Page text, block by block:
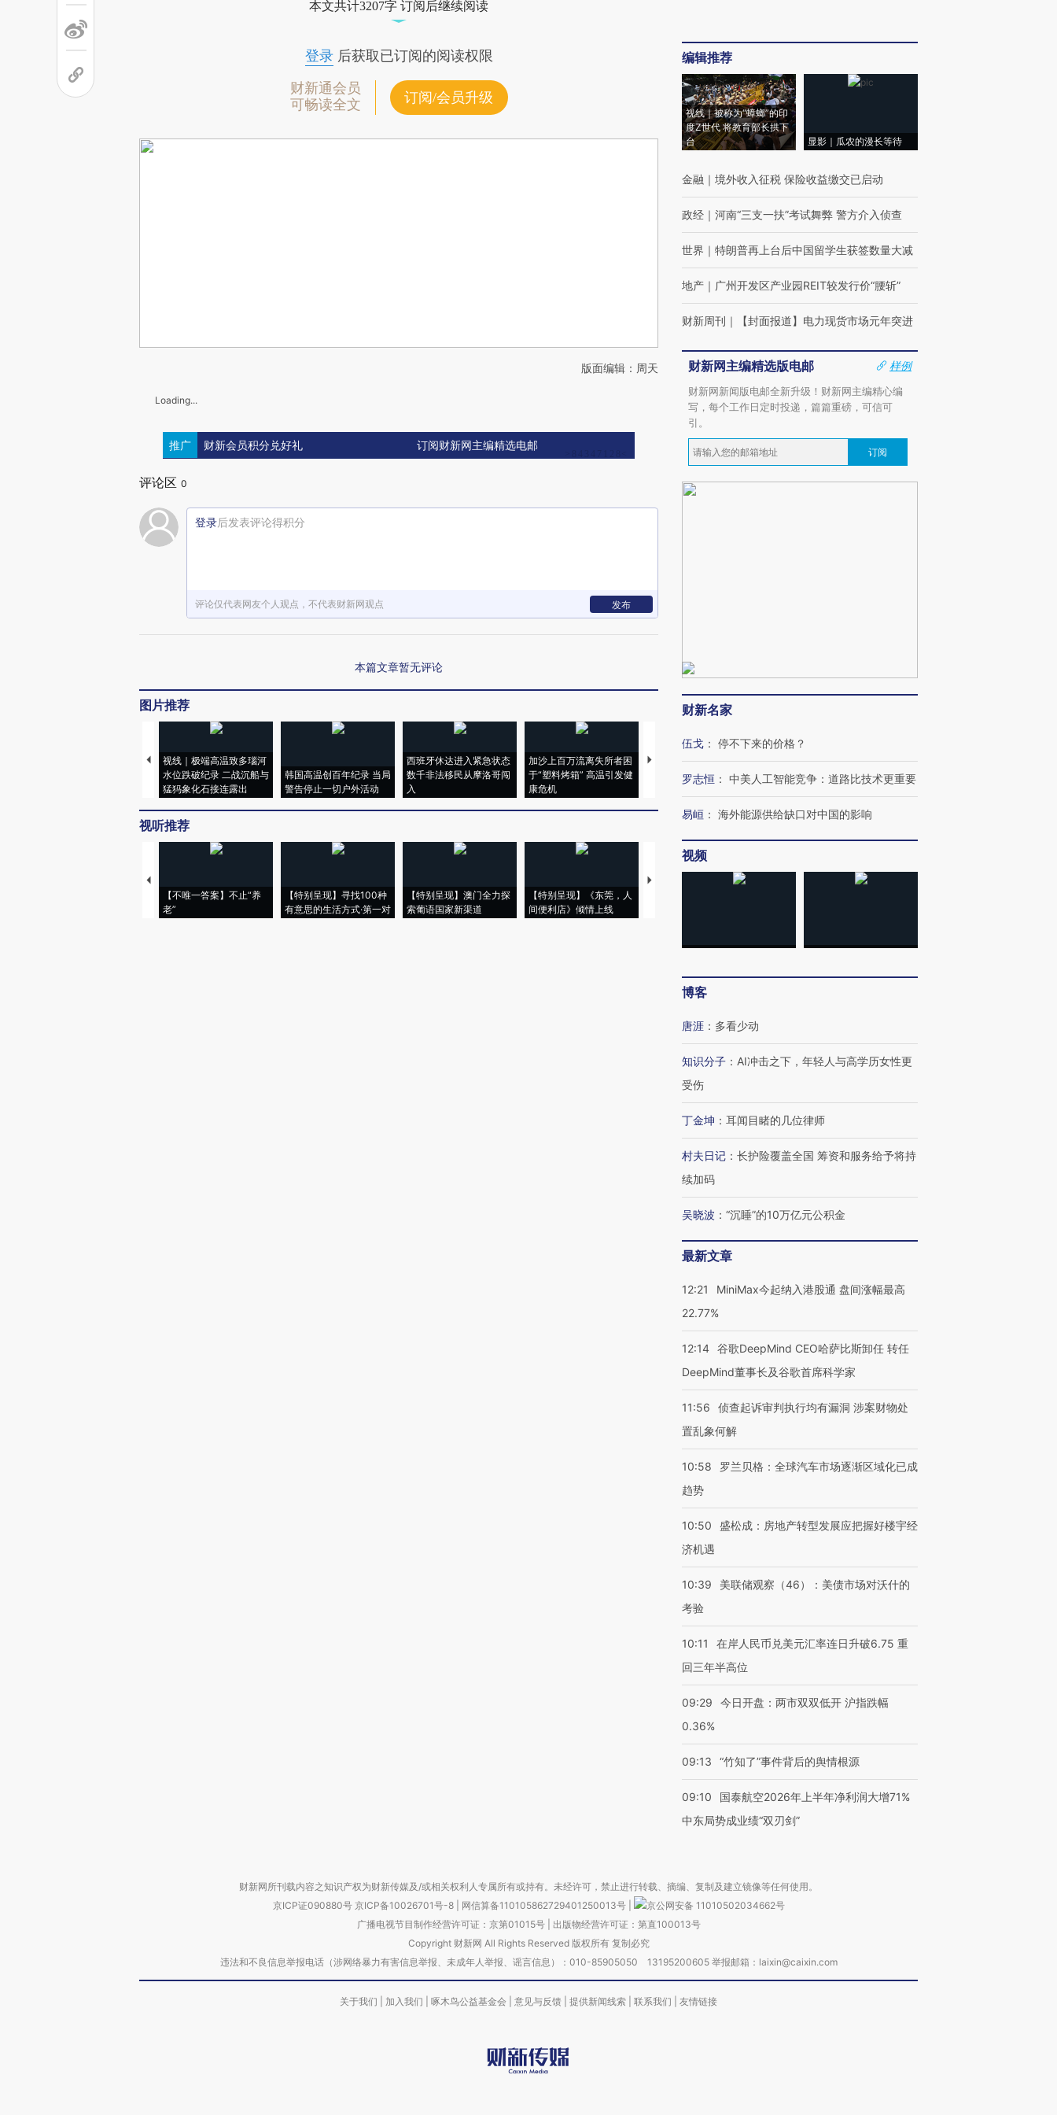
本文共计3207字 订阅后继续阅读
登录后获取已订阅的阅读权限
财新通会员
可畅读全文
订阅/会员升级
版面编辑：周天
Loading...
推广 财新会员积分兑好礼 订阅财新网主编精选电邮
评论区 0
登录后发表评论得积分
评论仅代表网友个人观点，不代表财新网观点 发布
本篇文章暂无评论
图片推荐
视线｜极端高温致多瑙河
水位跌破纪录 二战沉船与
猛犸象化石接连露出
韩国高温创百年纪录 当局
警告停止一切户外活动
西班牙休达进入紧急状态
数千非法移民从摩洛哥闯
入
加沙上百万流离失所者困
于“塑料烤箱” 高温引发健
康危机
马航飞行员跨国走私7万
粒摇头丸 尿检体内含3种
泽连斯基密集出访美英 索
秘鲁纳斯卡观光飞机坠毁
视听推荐
【不唯一答案】不止“养
老”
【特别呈现】寻找100种
有意思的生活方式·第一对
【特别呈现】澳门全力探
索葡语国家新渠道
【特别呈现】《东莞，人
间便利店》倾情上线
【推广】走进第四届链博
编辑推荐
视线｜被称为“蟑螂”的印
度Z世代 将教育部长拱下
台
显影｜瓜农的漫长等待
金融 ｜ 境外收入征税 保险收益缴交已启动
政经 ｜ 河南“三支一扶”考试舞弊 警方介入侦查
世界 ｜ 特朗普再上台后中国留学生获签数量大减
地产 ｜ 广州开发区产业园REIT较发行价“腰斩”
财新周刊 ｜ 【封面报道】电力现货市场元年突进
财新网主编精选版电邮
样例
财新网新闻版电邮全新升级！财新网主编精心编
写，每个工作日定时投递，篇篇重磅，可信可
引。
订阅
财新名家
伍戈 ： 停不下来的价格？
罗志恒 ： 中美人工智能竞争：道路比技术更重要
易峘 ： 海外能源供给缺口对中国的影响
视频
博客
唐涯 ： 多看少动
知识分子 ： AI冲击之下，年轻人与高学历女性更
受伤
丁金坤 ： 耳闻目睹的几位律师
村夫日记 ： 长护险覆盖全国 筹资和服务给予将持
续加码
吴晓波 ： “沉睡”的10万亿元公积金
最新文章
12:21
MiniMax今起纳入港股通 盘间涨幅最高
22.77%
12:14 谷歌DeepMind CEO哈萨比斯卸任 转任
DeepMind董事长及谷歌首席科学家
11:56
侦查起诉审判执行均有漏洞 涉案财物处
置乱象何解
10:58
罗兰贝格：全球汽车市场逐渐区域化已成
趋势
10:50
盛松成：房地产转型发展应把握好楼宇经
济机遇
10:39
美联储观察（46）：美债市场对沃什的
考验
10:11
在岸人民币兑美元汇率连日升破6.75 重
回三年半高位
09:29
今日开盘：两市双双低开 沪指跌幅
0.36%
09:13 “竹知了”事件背后的舆情根源
09:10
国泰航空2026年上半年净利润大增71%
中东局势成业绩“双刃剑”
财新网所刊载内容之知识产权为财新传媒及/或相关权利人专属所有或持有。未经许可，禁止进行转载、摘编、复制及建立镜像等任何使用。
京ICP证090880号 京ICP备10026701号-8 网信算备110105862729401250013号
京公网安备 11010502034662号
广播电视节目制作经营许可证：京第01015号| 出版物经营许可证：第直100013号
Copyright 财新网 All Rights Reserved 版权所有 复制必究
违法和不良信息举报电话（涉网络暴力有害信息举报、未成年人举报、谣言信息）：010-85905050 13195200605 举报邮箱：laixin@caixin.com
关于我们 加入我们 啄木鸟公益基金会 意见与反馈 提供新闻线索 联系我们 友情链接